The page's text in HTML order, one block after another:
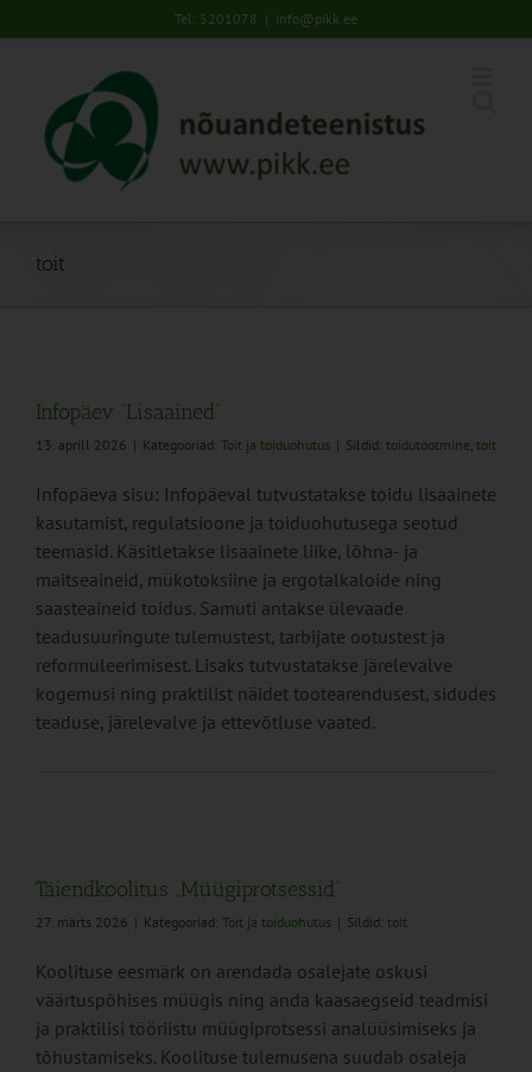
to
Tel: 5201078 | info@pikk.ee
toit
Infopäev “Lisaained”
13. aprill 2026 | Kategooriad: Toit ja toiduohutus | Sildid: toidutootmine, toit
Infopäeva sisu: Infopäeval tutvustatakse toidu lisaainete
kasutamist, regulatsioone ja toiduohutusega seotud
teemasid. Käsitletakse lisaainete liike, lõhna- ja
maitseaineid, mükotoksiine ja ergotalkaloide ning
saasteaineid toidus. Samuti antakse ülevaade
teadusuuringute tulemustest, tarbijate ootustest ja
reformuleerimisest. Lisaks tutvustatakse järelevalve
kogemusi ning praktilist näidet tootearendusest, sidudes
teaduse, järelevalve ja ettevõtluse vaated.
Täiendkoolitus „Müügiprotsessid”
27. märts 2026 | Kategooriad: Toit ja toiduohutus | Sildid: toit
Koolituse eesmärk on arendada osalejate oskusi
väärtuspõhises müügis ning anda kaasaegseid teadmisi
ja praktilisi tööriistu müügiprotsessi analüüsimiseks ja
tõhustamiseks. Koolituse tulemusena suudab osaleja